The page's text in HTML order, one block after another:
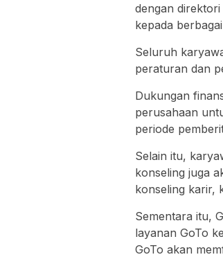
dengan
kepada
Seluruh
peraturan dan
Dukungan
perusahaan
periode
Selain itu,
konseling juga
konseling karir,
Sementara itu,
layanan GoTo
GoTo akan